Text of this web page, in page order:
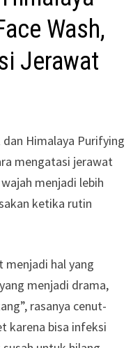
Wash,
Jerawat
Himalaya Purifying
mengatasi jerawat
menjadi lebih
ketika rutin
menjadi hal yang
menjadi drama,
rasanya cenut-
karena bisa infeksi